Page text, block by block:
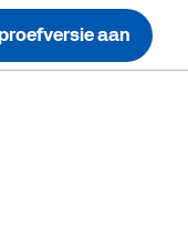
aan